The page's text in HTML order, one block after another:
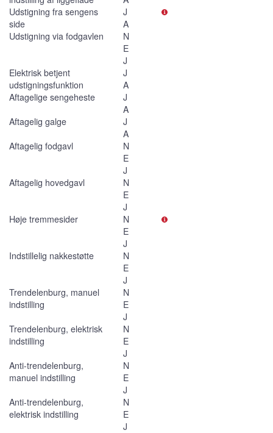
Udstigning fra sengens
side
J
A
Udstigning via fodgavlen
N
E
J
Elektrisk betjent
udstigningsfunktion
J
A
Aftagelige sengeheste
J
A
Aftagelig galge
J
A
Aftagelig fodgavl
N
E
J
Aftagelig hovedgavl
N
E
J
Høje tremmesider
N
E
J
Indstillelig nakkestøtte
N
E
J
Trendelenburg, manuel
indstilling
N
E
J
Trendelenburg, elektrisk
indstilling
N
E
J
Anti-trendelenburg,
manuel indstilling
N
E
J
Anti-trendelenburg,
elektrisk indstilling
N
E
J